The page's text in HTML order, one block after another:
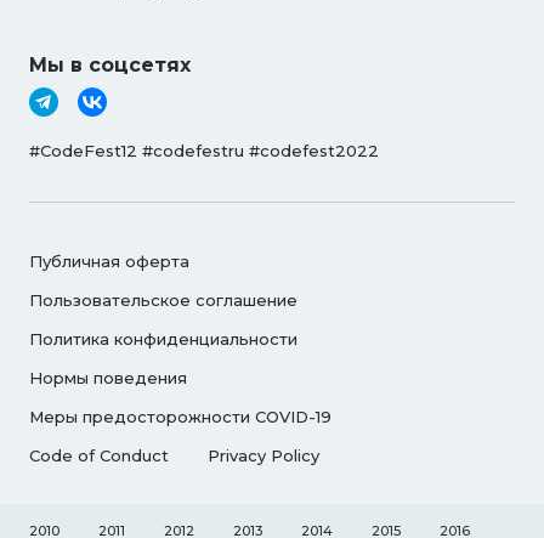
Мы в соцсетях
#CodeFest12 #codefestru #codefest2022
Публичная оферта
Пользовательское соглашение
Политика конфиденциальности
Нормы поведения
Меры предосторожности COVID-19
Code of Conduct
Privacy Policy
2010 2011 2012 2013 2014 2015 2016